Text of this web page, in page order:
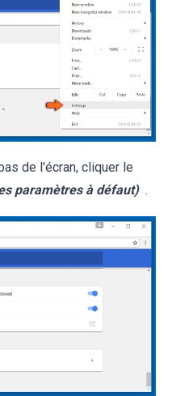
de l'écran, cliquer le
paramètres à défaut) .